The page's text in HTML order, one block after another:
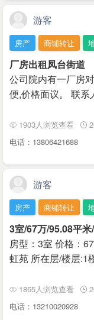
游客
房产 商铺转让
厂房出租凤台街道
公司院内有一厂房
便,价格面议。 联系
1903人浏览查看
电话：13806421688
游客
房产 商铺转让
3室/67万/95.08平
房型：3室 价格：
虹苑 所在层/楼层:1
1865人浏览查看
电话：13210020928